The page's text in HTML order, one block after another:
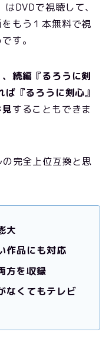
DVDで視聴して、
もう１本無料で視
す。
続編『るろうに剣
『るろうに剣心』
することもできま
完全上位互換と思
大
作品にも対応
方を収録
なくてもテレビ